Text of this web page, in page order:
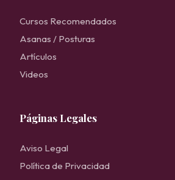
Cursos Recomendados
Asanas / Posturas
Artículos
Videos
Páginas Legales
Aviso Legal
Política de Privacidad